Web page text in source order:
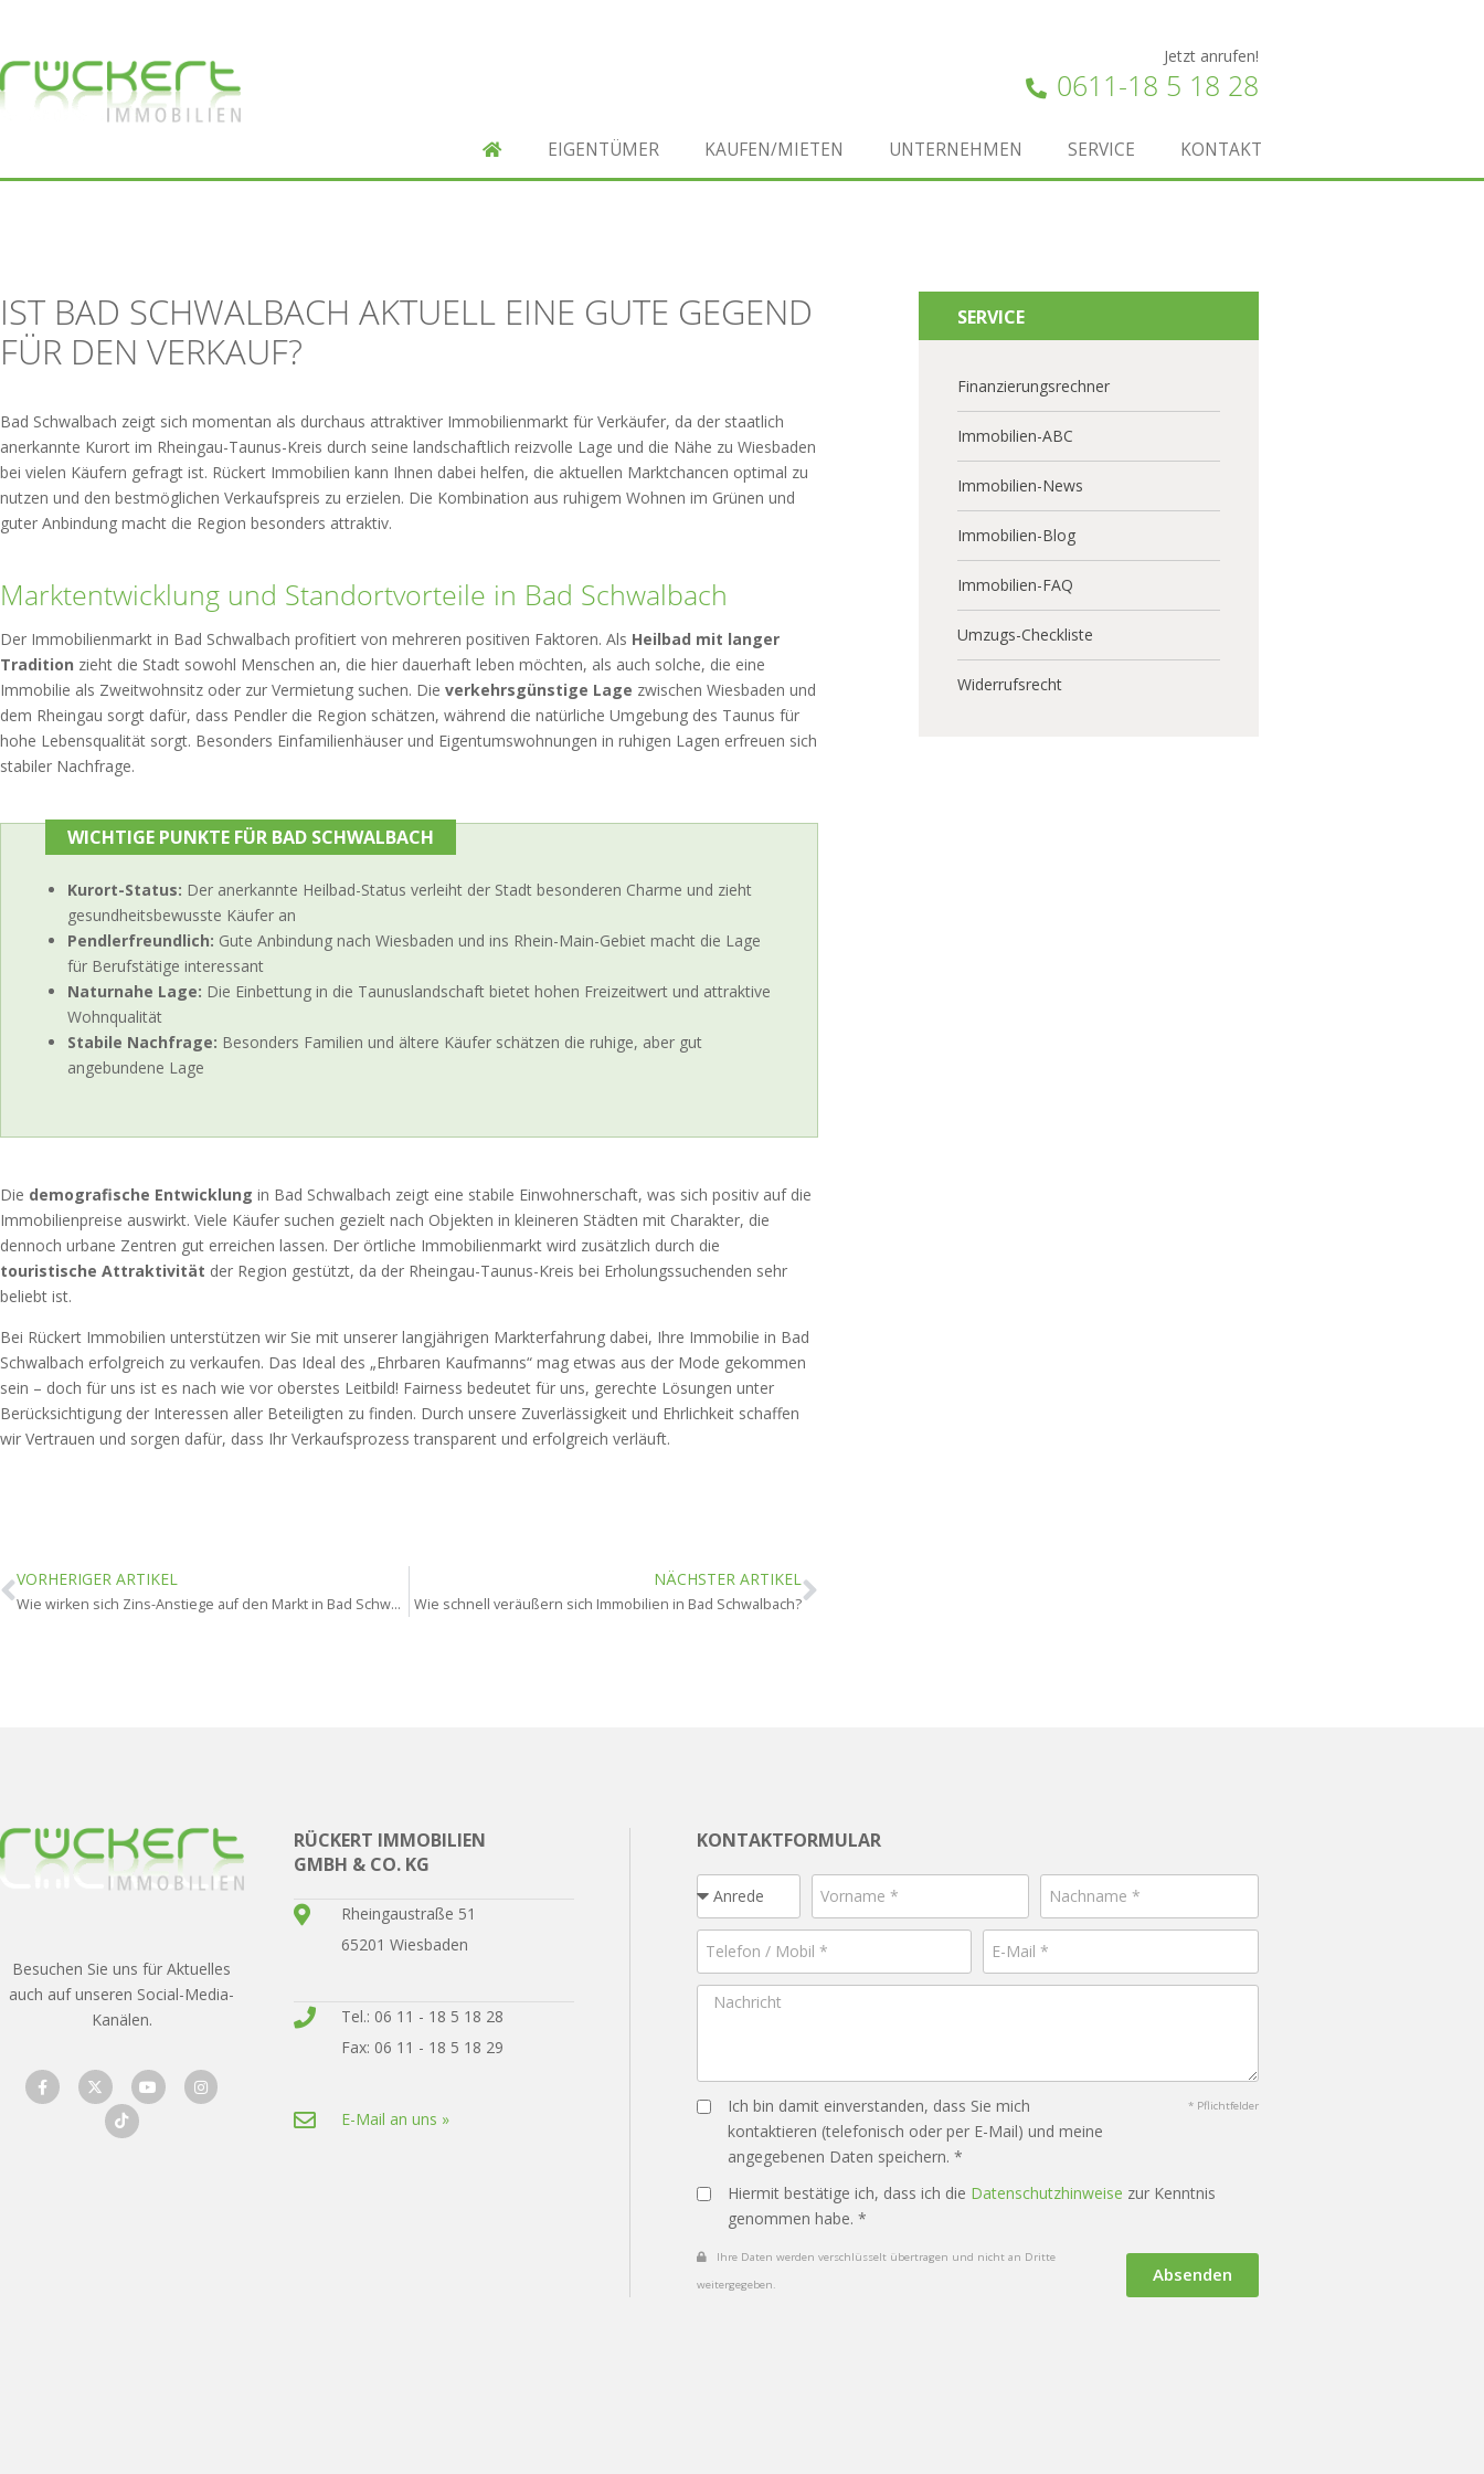
Jetzt anrufen!
0611-18 5 18 28
EIGENTÜMER KAUFEN/MIETEN UNTERNEHMEN SERVICE KONTAKT
IST BAD SCHWALBACH AKTUELL EINE GUTE GEGEND
FÜR DEN VERKAUF?
Bad Schwalbach zeigt sich momentan als durchaus attraktiver Immobilienmarkt für Verkäufer, da der staatlich
anerkannte Kurort im Rheingau-Taunus-Kreis durch seine landschaftlich reizvolle Lage und die Nähe zu Wiesbaden
bei vielen Käufern gefragt ist. Rückert Immobilien kann Ihnen dabei helfen, die aktuellen Marktchancen optimal zu
nutzen und den bestmöglichen Verkaufspreis zu erzielen. Die Kombination aus ruhigem Wohnen im Grünen und
guter Anbindung macht die Region besonders attraktiv.
Marktentwicklung und Standortvorteile in Bad Schwalbach
Der Immobilienmarkt in Bad Schwalbach profitiert von mehreren positiven Faktoren. Als Heilbad mit langer
Tradition zieht die Stadt sowohl Menschen an, die hier dauerhaft leben möchten, als auch solche, die eine
Immobilie als Zweitwohnsitz oder zur Vermietung suchen. Die verkehrsgünstige Lage zwischen Wiesbaden und
dem Rheingau sorgt dafür, dass Pendler die Region schätzen, während die natürliche Umgebung des Taunus für
hohe Lebensqualität sorgt. Besonders Einfamilienhäuser und Eigentumswohnungen in ruhigen Lagen erfreuen sich
stabiler Nachfrage.
WICHTIGE PUNKTE FÜR BAD SCHWALBACH
Kurort-Status: Der anerkannte Heilbad-Status verleiht der Stadt besonderen Charme und zieht
gesundheitsbewusste Käufer an
Pendlerfreundlich: Gute Anbindung nach Wiesbaden und ins Rhein-Main-Gebiet macht die Lage
für Berufstätige interessant
Naturnahe Lage: Die Einbettung in die Taunuslandschaft bietet hohen Freizeitwert und attraktive
Wohnqualität
Stabile Nachfrage: Besonders Familien und ältere Käufer schätzen die ruhige, aber gut
angebundene Lage
Die demografische Entwicklung in Bad Schwalbach zeigt eine stabile Einwohnerschaft, was sich positiv auf die
Immobilienpreise auswirkt. Viele Käufer suchen gezielt nach Objekten in kleineren Städten mit Charakter, die
dennoch urbane Zentren gut erreichen lassen. Der örtliche Immobilienmarkt wird zusätzlich durch die
touristische Attraktivität der Region gestützt, da der Rheingau-Taunus-Kreis bei Erholungssuchenden sehr
beliebt ist.
Bei Rückert Immobilien unterstützen wir Sie mit unserer langjährigen Markterfahrung dabei, Ihre Immobilie in Bad
Schwalbach erfolgreich zu verkaufen. Das Ideal des „Ehrbaren Kaufmanns“ mag etwas aus der Mode gekommen
sein – doch für uns ist es nach wie vor oberstes Leitbild! Fairness bedeutet für uns, gerechte Lösungen unter
Berücksichtigung der Interessen aller Beteiligten zu finden. Durch unsere Zuverlässigkeit und Ehrlichkeit schaffen
wir Vertrauen und sorgen dafür, dass Ihr Verkaufsprozess transparent und erfolgreich verläuft.
VORHERIGER ARTIKEL
Wie wirken sich Zins-Anstiege auf den Markt in Bad Schwalbach aus?
NÄCHSTER ARTIKEL
Wie schnell veräußern sich Immobilien in Bad Schwalbach?
SERVICE
Finanzierungsrechner
Immobilien-ABC
Immobilien-News
Immobilien-Blog
Immobilien-FAQ
Umzugs-Checkliste
Widerrufsrecht
Besuchen Sie uns für Aktuelles
auch auf unseren Social-Media-
Kanälen.
RÜCKERT IMMOBILIEN
GMBH & CO. KG
Rheingaustraße 51
65201 Wiesbaden
Tel.: 06 11 - 18 5 18 28
Fax: 06 11 - 18 5 18 29
E-Mail an uns »
KONTAKTFORMULAR
Ich bin damit einverstanden, dass Sie mich
kontaktieren (telefonisch oder per E-Mail) und meine
angegebenen Daten speichern. *
* Pflichtfelder
Hiermit bestätige ich, dass ich die Datenschutzhinweise zur Kenntnis
genommen habe. *
Ihre Daten werden verschlüsselt übertragen und nicht an Dritte
weitergegeben.
Absenden